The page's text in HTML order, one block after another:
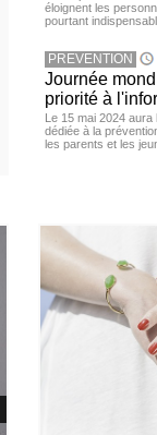
éloignent les
pourtant
PREVENTION
Journée
priorité à
Le 15 mai 2024 aura
dédiée à la
les parents et les